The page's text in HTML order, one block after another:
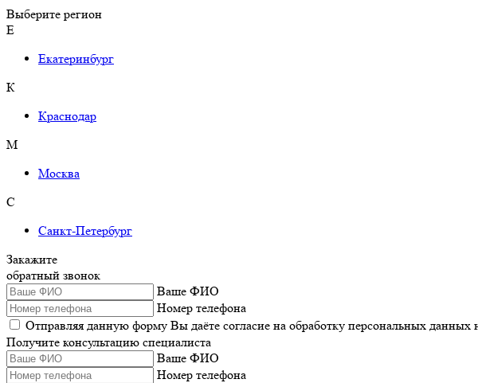
Выберите регион
Е
Екатеринбург
К
Краснодар
М
Москва
С
Санкт-Петербург
Закажите
обратный звонок
Ваше ФИО
Номер телефона
Отправляя данную форму Вы даёте согласие на обработку персональных данных
Получите консультацию специалиста
Ваше ФИО
Номер телефона